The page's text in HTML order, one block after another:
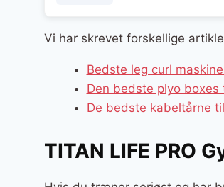
Vi har skrevet forskellige
Bedste leg curl
Den bedste plyo
De bedste kabeltårne
TITAN LIFE PRO